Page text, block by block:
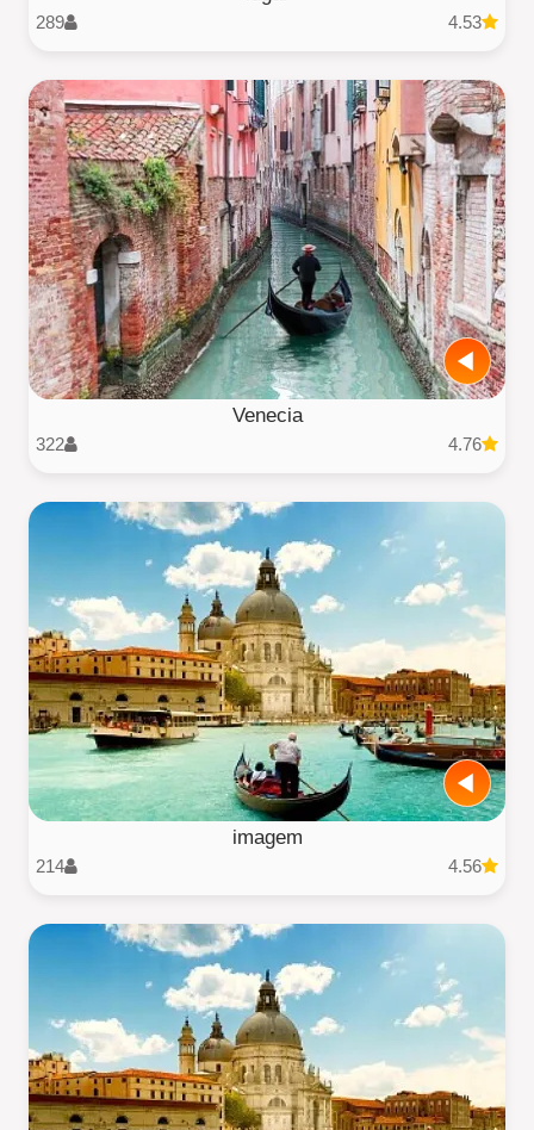
4.53
289
Venecia
4.76
322
imagem
4.56
214